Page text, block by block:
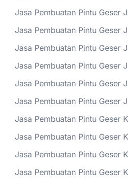
Jasa Pembuatan Pintu Geser
Jasa Pembuatan Pintu Geser
Jasa Pembuatan Pintu Geser
Jasa Pembuatan Pintu Geser
Jasa Pembuatan Pintu Geser
Jasa Pembuatan Pintu Geser
Jasa Pembuatan Pintu Geser
Jasa Pembuatan Pintu Geser
Jasa Pembuatan Pintu Geser
Jasa Pembuatan Pintu Geser